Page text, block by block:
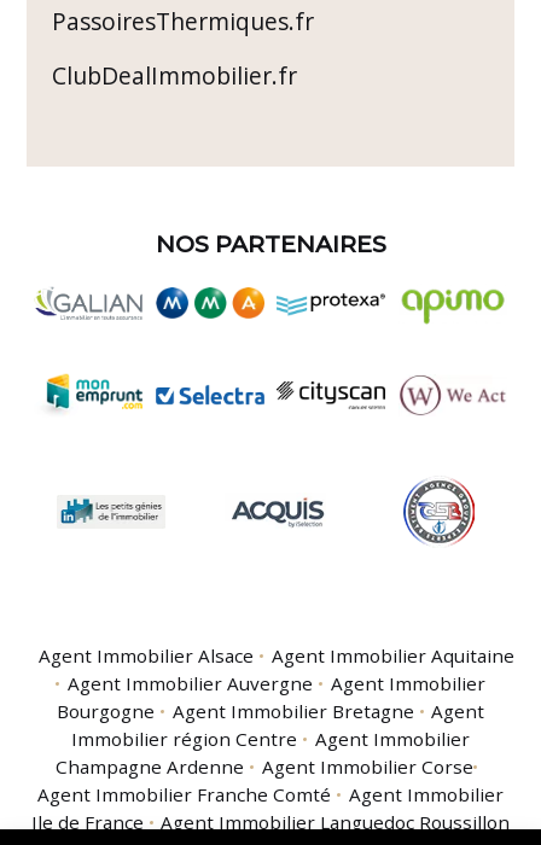
PassoiresThermiques.fr
ClubDealImmobilier.fr
NOS PARTENAIRES
Agent Immobilier Alsace
Agent Immobilier Aquitaine
Agent Immobilier Auvergne
Agent Immobilier
Bourgogne
Agent Immobilier Bretagne
Agent
Immobilier région Centre
Agent Immobilier
Champagne Ardenne
Agent Immobilier Corse
Agent Immobilier Franche Comté
Agent Immobilier
Ile de France
Agent Immobilier Languedoc Roussillon